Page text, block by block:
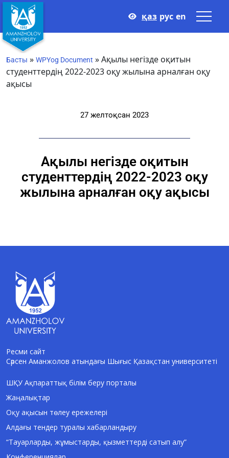
қаз рус en
Басты » WPYog Document »Ақылы негізде оқитын
студенттердің 2022-2023 оқу жылына арналған оқу
ақысы
27 желтоқсан 2023
Ақылы негізде оқитын
студенттердің 2022-2023 оқу
жылына арналған оқу ақысы
Ресми сайт
Сәрсен Аманжолов атындағы Шығыс Қазақстан университеті
ШҚУ Ақпараттық білім беру порталы
Жаңалықтар
Оқу ақысын төлеу ережелері
Алдағы тендер туралы хабарландыру
“Тауарларды, жұмыстарды, қызметтерді сатып алу”
AI-Talapker
Сәлем! Мен AI-Talapker — Сәрсен
Аманжолов атындағы Шығыс Қазақстан
университеті (ШҚУ) көмекшісімін.
Бакалавриат, магистратура, докторантура